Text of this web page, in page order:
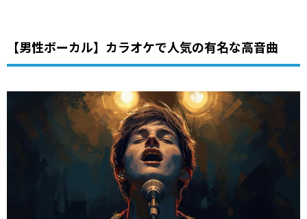
【男性ボーカル】カラオケで人気の有名な高音曲